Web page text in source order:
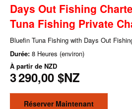
Days Out Fishing
Tuna Fishing Private
Bluefin Tuna Fishing with Days Out
Durée: 8 Heures (environ)
À partir de NZD
3 290,00 $NZ
Réserver Maintenant